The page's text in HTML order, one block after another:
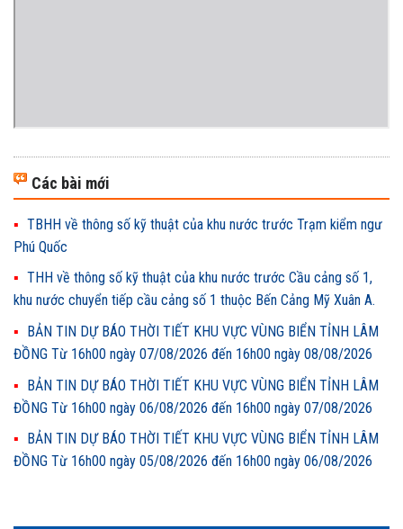
Các bài mới
TBHH về thông số kỹ thuật của khu nước trước Trạm kiểm ngư
Phú Quốc
THH về thông số kỹ thuật của khu nước trước Cầu cảng số 1,
khu nước chuyển tiếp cầu cảng số 1 thuộc Bến Cảng Mỹ Xuân A.
BẢN TIN DỰ BÁO THỜI TIẾT KHU VỰC VÙNG BIỂN TỈNH LÂM
ĐỒNG Từ 16h00 ngày 07/08/2026 đến 16h00 ngày 08/08/2026
BẢN TIN DỰ BÁO THỜI TIẾT KHU VỰC VÙNG BIỂN TỈNH LÂM
ĐỒNG Từ 16h00 ngày 06/08/2026 đến 16h00 ngày 07/08/2026
BẢN TIN DỰ BÁO THỜI TIẾT KHU VỰC VÙNG BIỂN TỈNH LÂM
ĐỒNG Từ 16h00 ngày 05/08/2026 đến 16h00 ngày 06/08/2026